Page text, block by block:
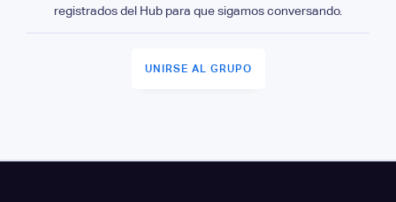
registrados del Hub para que sigamos conversando.
UNIRSE AL GRUPO